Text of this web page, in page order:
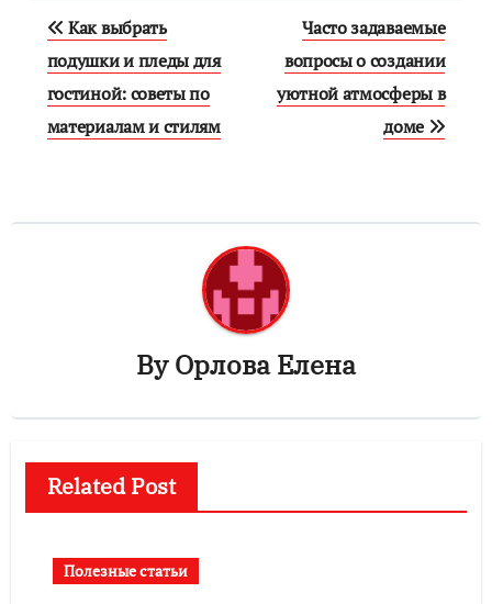
Навигация
по
записям
Как выбрать
подушки и пледы для
гостиной: советы по
материалам и стилям
Часто задаваемые
вопросы о создании
уютной атмосферы в
доме
ByОрлова Елена
Related Post
Полезные статьи